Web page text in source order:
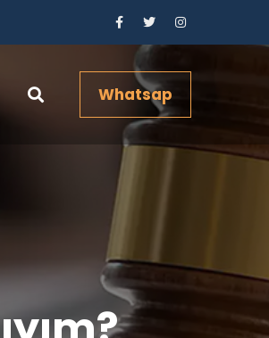
Whatsap